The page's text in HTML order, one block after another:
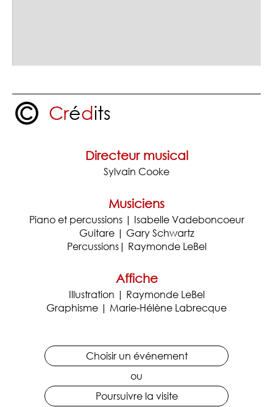
Crédits
Directeur musical
Sylvain Cooke
Musiciens
Piano et percussions | Isabelle Vadeboncoeur
Guitare | Gary Schwartz
Percussions| Raymonde LeBel
Affiche
Illustration | Raymonde LeBel
Graphisme | Marie-Hélène Labrecque
Choisir un événement
ou
Poursuivre la visite